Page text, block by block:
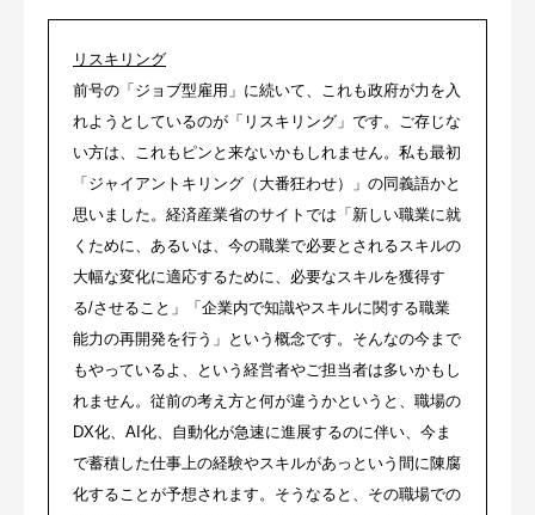
リスキリング
前号の「ジョブ型雇用」に続いて、これも政府が力を入
れようとしているのが「リスキリング」です。ご存じな
い方は、これもピンと来ないかもしれません。私も最初
「ジャイアントキリング（大番狂わせ）」の同義語かと
思いました。経済産業省のサイトでは「新しい職業に就
くために、あるいは、今の職業で必要とされるスキルの
大幅な変化に適応するために、必要なスキルを獲得す
る/させること」「企業内で知識やスキルに関する職業
能力の再開発を行う」という概念です。そんなの今まで
もやっているよ、という経営者やご担当者は多いかもし
れません。従前の考え方と何が違うかというと、職場の
DX化、AI化、自動化が急速に進展するのに伴い、今ま
で蓄積した仕事上の経験やスキルがあっという間に陳腐
化することが予想されます。そうなると、その職場での